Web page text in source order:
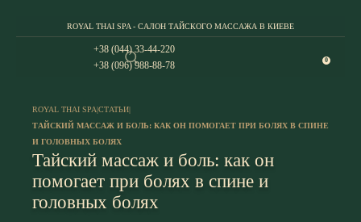
ROYAL THAI SPA - САЛОН ТАЙСКОГО МАССАЖА В КИЕВЕ
+38 (044) 33-44-220
+38 (096) 988-88-78
0
ROYAL THAI SPA|СТАТЬИ|
ТАЙСКИЙ МАССАЖ И БОЛЬ: КАК ОН ПОМОГАЕТ ПРИ БОЛЯХ В СПИНЕ
И ГОЛОВНЫХ БОЛЯХ
Тайский массаж и боль: как он
помогает при болях в спине и
головных болях